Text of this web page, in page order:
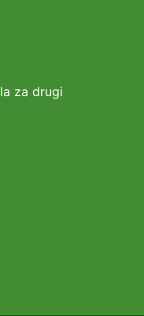
za drugi